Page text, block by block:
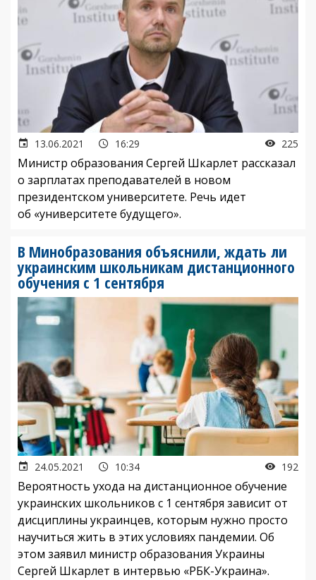
13.06.2021 16:29 225
Министр образования Сергей Шкарлет рассказал
о зарплатах преподавателей в новом
президентском университете. Речь идет
об «университете будущего».
В Минобразования объяснили, ждать ли
украинским школьникам дистанционного
обучения с 1 сентября
24.05.2021 10:34 192
Вероятность ухода на дистанционное обучение
украинских школьников с 1 сентября зависит от
дисциплины украинцев, которым нужно просто
научиться жить в этих условиях пандемии. Об
этом заявил министр образования Украины
Сергей Шкарлет в интервью «РБК-Украина».